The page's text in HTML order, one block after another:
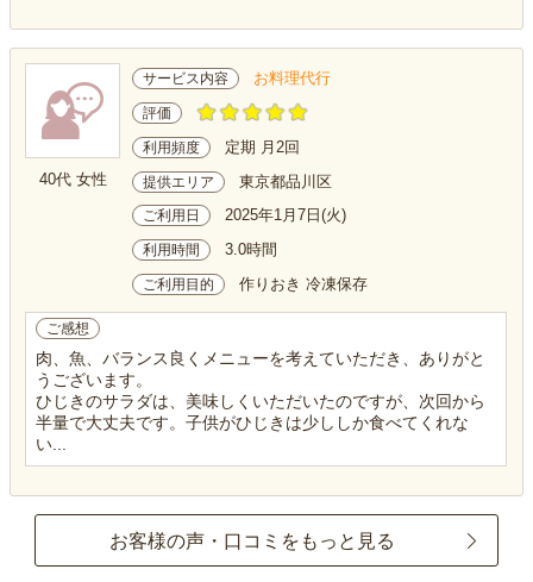
40代 女性
サービス内容 お料理代行
評価
利用頻度 定期 月2回
提供エリア 東京都品川区
ご利用日 2025年1月7日(火)
利用時間 3.0時間
ご利用目的 作りおき 冷凍保存
ご感想
肉、魚、バランス良くメニューを考えていただき、ありがと
うございます。
ひじきのサラダは、美味しくいただいたのですが、次回から
半量で大丈夫です。子供がひじきは少ししか食べてくれな
い...
お客様の声・口コミをもっと見る